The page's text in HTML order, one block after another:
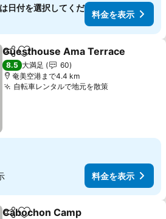
日付を選択してくだ
料金を表示
シェアお気に入りに追加
Guesthouse Ama Terrace
8.5 大満足
60
奄美空港まで4.4 km
自転車レンタルで地元を散策
料金を表示
Cabochon Camp